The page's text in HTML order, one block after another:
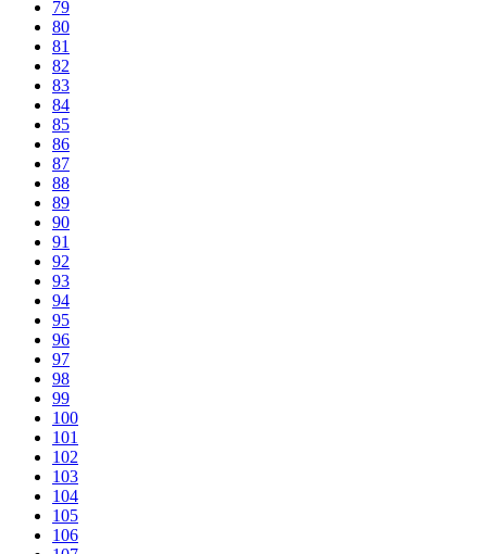
79
80
81
82
83
84
85
86
87
88
89
90
91
92
93
94
95
96
97
98
99
100
101
102
103
104
105
106